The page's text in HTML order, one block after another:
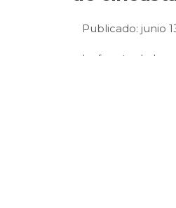
Publicado: junio
La fuente de la